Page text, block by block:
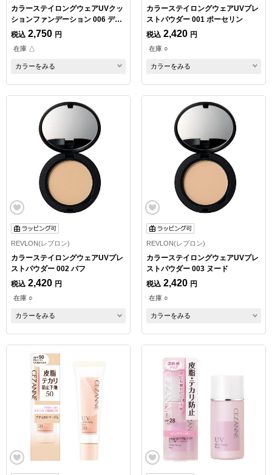
カラーステイロングウェアUVクッ
ションファンデーション 006 デュ
ーン
税込 2,750 円
在庫 △
カラーをみる
カラーステイロングウェアUVプレ
ストパウダー 001 ポーセリン
税込 2,420 円
在庫 ○
カラーをみる
REVLON(レブロン)
カラーステイロングウェアUVプレ
ストパウダー 002 バフ
税込 2,420 円
在庫 ○
カラーをみる
REVLON(レブロン)
カラーステイロングウェアUVプレ
ストパウダー 003 ヌード
税込 2,420 円
在庫 ○
カラーをみる